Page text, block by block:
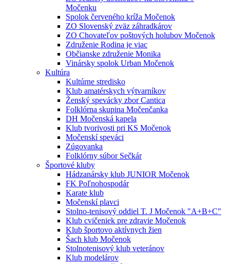
Močenku
Spolok červeného kríža Močenok
ZO Slovenský zväz záhradkárov
ZO Chovateľov poštových holubov Močenok
Združenie Rodina je viac
Občianske združenie Monika
Vinársky spolok Urban Močenok
Kultúra
Kultúrne stredisko
Klub amatérskych výtvarníkov
Ženský spevácky zbor Cantica
Folklórna skupina Močenčanka
DH Močenská kapela
Klub tvorivosti pri KS Močenok
Močenskí speváci
Zúgovanka
Folklórny súbor Sečkár
Športové kluby
Hádzanársky klub JUNIOR Močenok
FK Poľnohospodár
Karate klub
Močenskí plavci
Stolno-tenisový oddiel T. J Močenok "A+B+C"
Klub cvičeniek pre zdravie Močenok
Klub športovo aktívnych žien
Šach klub Močenok
Stolnotenisový klub veteránov
Klub modelárov